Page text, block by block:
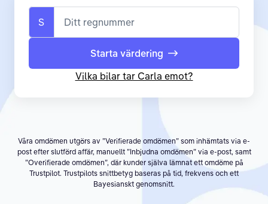
S Ditt regnummer
Starta värdering
Vilka bilar tar Carla emot?
Våra omdömen utgörs av ”Verifierade omdömen” som inhämtats via e-
post efter slutförd affär, manuellt ”Inbjudna omdömen” via e-post, samt
”Overifierade omdömen”, där kunder själva lämnat ett omdöme på
Trustpilot. Trustpilots snittbetyg baseras på tid, frekvens och ett
Bayesianskt genomsnitt.